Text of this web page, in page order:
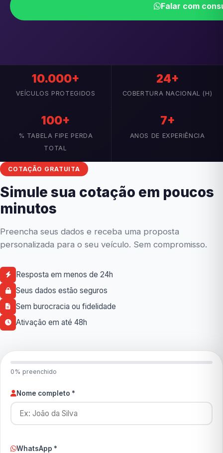
Falar com
10.000+
VEÍCULOS PROTEGIDOS
24+
COBERTURA NACIONAL (H)
100+
% TABELA FIPE PERDA
TOTAL
7+
ANOS DE EXPERIÊNCIA
COTAÇÃO GRATUITA
Simule sua cotação em poucos
minutos
Preencha seus dados e receba uma proposta
personalizada para o seu veículo. Sem compromisso.
Resposta em menos de 24h
Seus dados estão seguros
Sem burocracia ou fidelidade
Ativação em até 48h
0% preenchido
Nome completo *
WhatsApp *